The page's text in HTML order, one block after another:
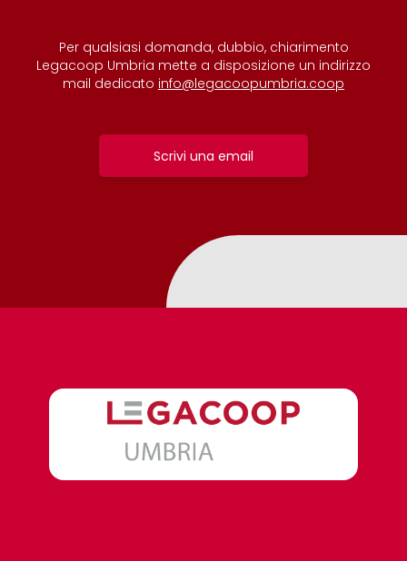
Per qualsiasi domanda, dubbio, chiarimento
Legacoop Umbria mette a disposizione un indirizzo
mail dedicato info@legacoopumbria.coop
Scrivi una email